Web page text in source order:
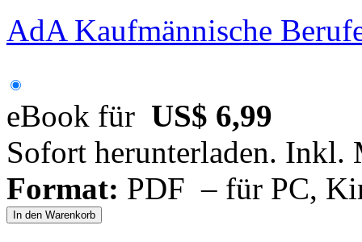
AdA Kaufmännische
eBook für US$ 6,99
Sofort herunterladen. Inkl.
Format: PDF – für PC,
In den Warenkorb